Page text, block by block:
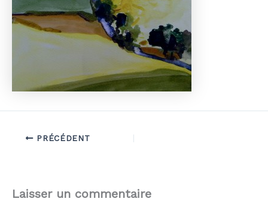
PRÉCÉDENT
Laisser un commentaire